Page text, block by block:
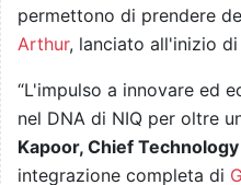
permettono di prendere
Arthur, lanciato all'inizio
“L'impulso a innovare ed
nel DNA di NIQ per oltre
Kapoor, Chief
integrazione completa di